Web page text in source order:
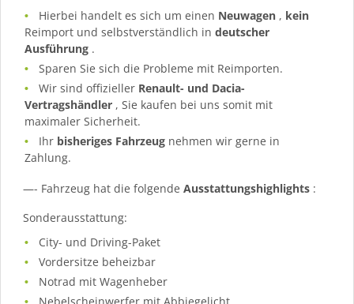
Hierbei handelt es sich um einen Neuwagen , kein
Reimport und selbstverständlich in deutscher
Ausführung .
Sparen Sie sich die Probleme mit Reimporten.
Wir sind offizieller Renault- und Dacia-
Vertragshändler , Sie kaufen bei uns somit mit
maximaler Sicherheit.
Ihr bisheriges Fahrzeug nehmen wir gerne in
Zahlung.
—- Fahrzeug hat die folgende Ausstattungshighlights :
Sonderausstattung:
City- und Driving-Paket
Vordersitze beheizbar
Notrad mit Wagenheber